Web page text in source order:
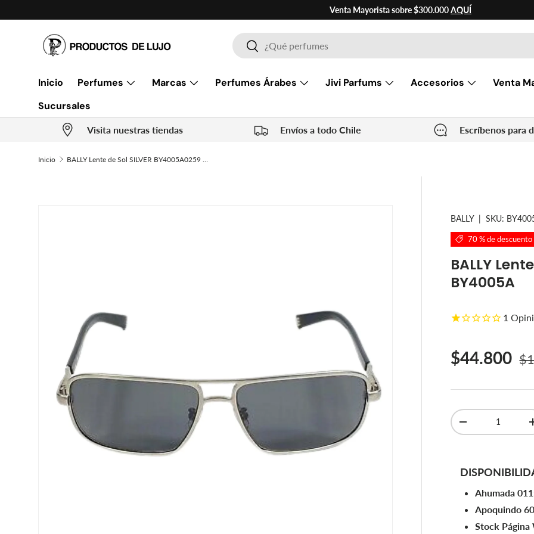
Ir al contenido
Venta Mayorista sobre $300.000AQUÍ
BuscarBuscar
Inicio Perfumes Marcas Perfumes Árabes Jivi Parfums Accesorios
Venta
Sucursales
Visita nuestras tiendas Envíos a todo Chile Escríbenos para
Inicio
BALLY|SKU:
70 % de descuento
BALLY
BY4005A
1
Precio de
$44.800
Cant.
Disminuir cantidad
Ahumada
Apoquindo
Stock Página